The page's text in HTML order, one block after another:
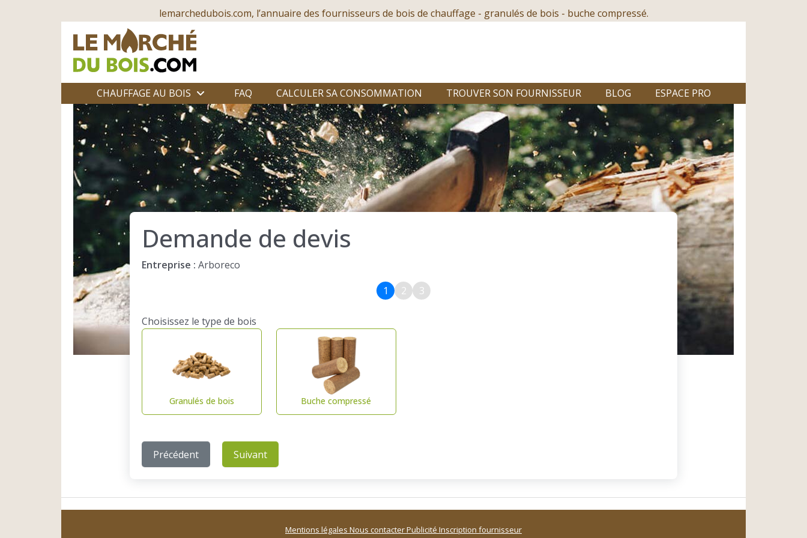
lemarchedubois.com, l’annuaire des fournisseurs de bois de chauffage - granulés de bois - buche compressé.
CHAUFFAGE AU BOIS FAQ CALCULER SA CONSOMMATION TROUVER SON FOURNISSEUR BLOG ESPACE PRO
Demande de devis
Entreprise : Arboreco
1
2 3
Choisissez le type de bois
Granulés de bois Buche compressé
Précédent Suivant
Mentions légales Nous contacterPublicité Inscription fournisseur